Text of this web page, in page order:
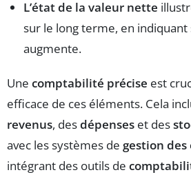
L’état de la valeur nette
sur le long terme, en
augmente.
Une comptabilité précise est
efficace de ces éléments. Cela
revenus, desdépenses et des
avec les systèmes de gestion des
intégrant des outils de